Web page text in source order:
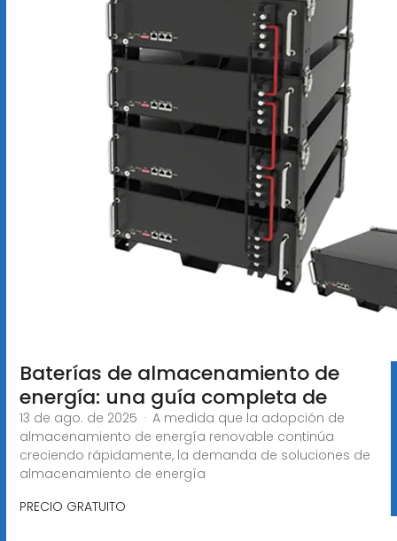
Baterías de almacenamiento de
energía: una guía completa de
13 de ago. de 2025 · A medida que la adopción de
almacenamiento de energía renovable continúa
creciendo rápidamente, la demanda de soluciones de
almacenamiento de energía
PRECIO GRATUITO